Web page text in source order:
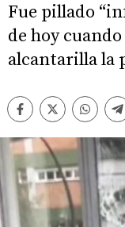
Fue pillado
de hoy
alcantarilla la
Facebook
Twitter
Comentarios